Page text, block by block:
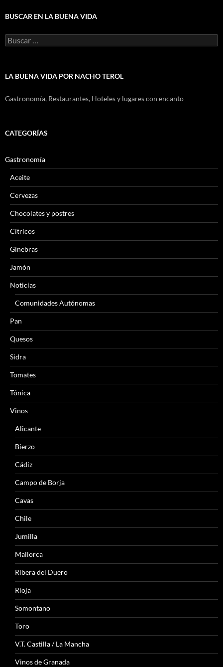
BUSCAR EN LA BUENA VIDA
Buscar:
LA BUENA VIDA POR NACHO TEROL
Gastronomía, Restaurantes, Hoteles y lugares con encanto
CATEGORÍAS
Gastronomía
Aceite
Cervezas
Chocolates y postres
Cítricos
Ginebras
Jamón
Noticias
Comunidades Autónomas
Pan
Quesos
Sidra
Tomates
Tónica
Vinos
Alicante
Bierzo
Cádiz
Campo de Borja
Cavas
Chile
Jumilla
Mallorca
Ribera del Duero
Rioja
Somontano
Toro
V.T. Castilla / La Mancha
Vinos de Granada